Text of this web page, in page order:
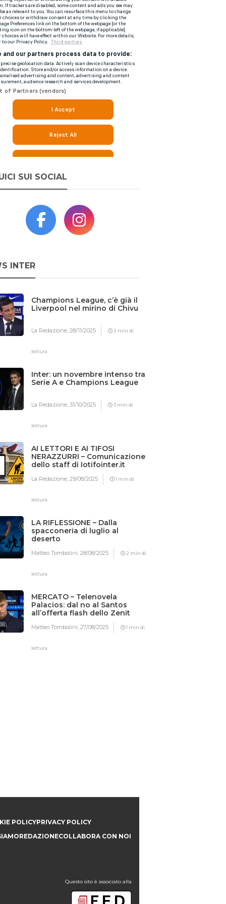
SUI SOCIAL
INTER
Champions League, c’è già il
Liverpool nel mirino di Chivu
La Redazione,28/11/2025 2 min di
lettura
Inter: un novembre intenso tra
Serie A e Champions League
La Redazione,31/10/2025 3 min di
lettura
AI LETTORI E AI TIFOSI
NERAZZURRI – Comunicazione
dello staff di Iotifointer.it
La Redazione,29/08/2025 1 min di
lettura
LA RIFLESSIONE – Dalla
spacconeria di luglio al
deserto
Matteo Tombolini,28/08/2025 2 min di
lettura
MERCATO – Telenovela
Palacios: dal no al Santos
all’offerta flash dello Zenit
Matteo Tombolini,27/08/2025 1 min di
lettura
POLICYPRIVACY POLICY
REDAZIONECOLLABORA CON NOI
Questo sito è associato alla